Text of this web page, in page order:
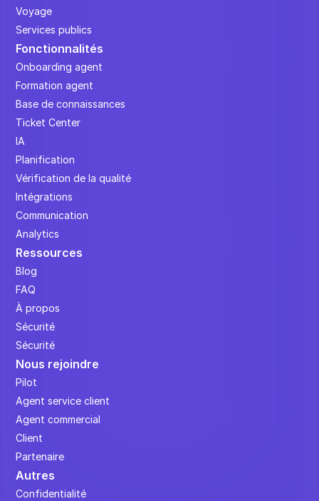
Voyage
Services publics
Fonctionnalités
Onboarding agent
Formation agent
Base de connaissances
Ticket Center
IA
Planification
Vérification de la qualité
Intégrations
Communication
Analytics
Ressources
Blog
FAQ
À propos
Sécurité
Sécurité
Nous rejoindre
Pilot
Agent service client
Agent commercial
Client
Partenaire
Autres
Confidentialité